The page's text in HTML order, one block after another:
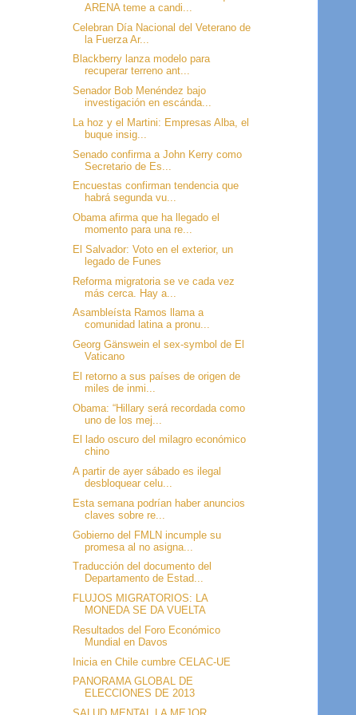
ARENA teme a candi...
Celebran Día Nacional del Veterano de
la Fuerza Ar...
Blackberry lanza modelo para
recuperar terreno ant...
Senador Bob Menéndez bajo
investigación en escánda...
La hoz y el Martini: Empresas Alba, el
buque insig...
Senado confirma a John Kerry como
Secretario de Es...
Encuestas confirman tendencia que
habrá segunda vu...
Obama afirma que ha llegado el
momento para una re...
El Salvador: Voto en el exterior, un
legado de Funes
Reforma migratoria se ve cada vez
más cerca. Hay a...
Asambleísta Ramos llama a
comunidad latina a pronu...
Georg Gänswein el sex-symbol de El
Vaticano
El retorno a sus países de origen de
miles de inmi...
Obama: “Hillary será recordada como
uno de los mej...
El lado oscuro del milagro económico
chino
A partir de ayer sábado es ilegal
desbloquear celu...
Esta semana podrían haber anuncios
claves sobre re...
Gobierno del FMLN incumple su
promesa al no asigna...
Traducción del documento del
Departamento de Estad...
FLUJOS MIGRATORIOS: LA
MONEDA SE DA VUELTA
Resultados del Foro Económico
Mundial en Davos
Inicia en Chile cumbre CELAC-UE
PANORAMA GLOBAL DE
ELECCIONES DE 2013